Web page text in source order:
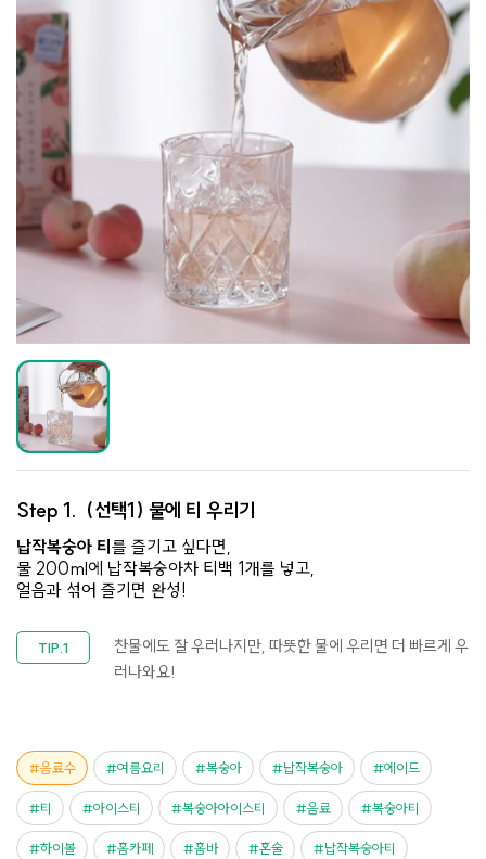
Step 1. (선택1) 물에 티 우리기
납작복숭아 티 를 즐기고 싶다면,
​물 200ml에 납작복숭아차 티백 1개를 넣고,
얼음과 섞어 즐기면 완성!​
찬물에도 잘 우러나지만, 따뜻한 물에 우리면 더 빠르게 우
러나와요!
음료수 여름요리 복숭아 납작복숭아 에이드
티 아이스티 복숭아아이스티 음료 복숭아티
하이볼 홈카페 홈바 혼술 납작복숭아티